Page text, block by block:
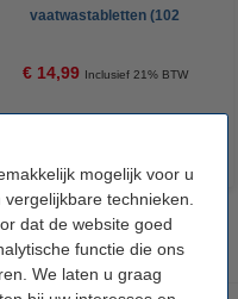
mogelijk voor u
technieken.
dat de website goed
functie die ons
We laten u graag
vaatwastabletten (102
€ 14,99 Inclusief 21% BTW